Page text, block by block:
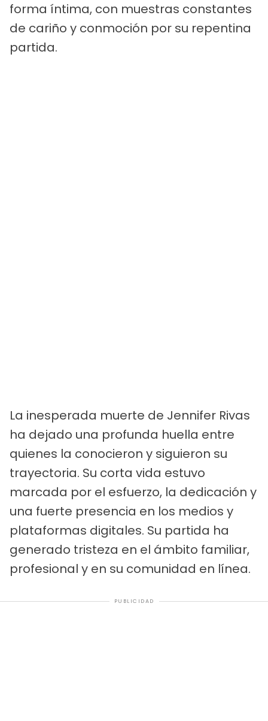
forma íntima, con muestras constantes
de cariño y conmoción por su repentina
partida.
La inesperada muerte de Jennifer Rivas
ha dejado una profunda huella entre
quienes la conocieron y siguieron su
trayectoria. Su corta vida estuvo
marcada por el esfuerzo, la dedicación y
una fuerte presencia en los medios y
plataformas digitales. Su partida ha
generado tristeza en el ámbito familiar,
profesional y en su comunidad en línea.
PUBLICIDAD